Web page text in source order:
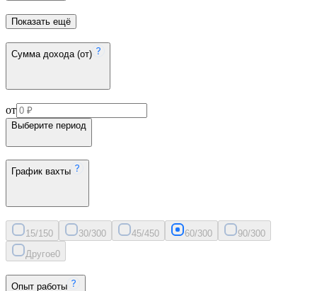
Показать ещё
Сумма дохода (от)
от
Выберите период
График вахты
15/150 30/300 45/450 60/300 90/300
Другое0
Опыт работы